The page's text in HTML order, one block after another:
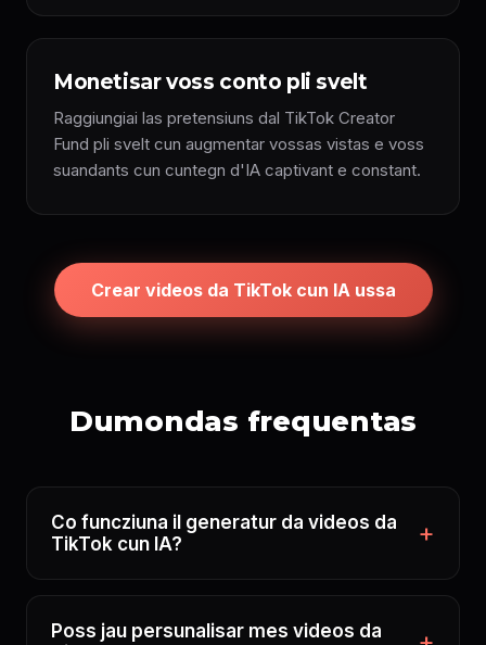
Monetisar voss conto pli svelt
Raggiungiai las pretensiuns dal TikTok Creator
Fund pli svelt cun augmentar vossas vistas e voss
suandants cun cuntegn d'IA captivant e constant.
Crear videos da TikTok cun IA ussa
Dumondas frequentas
Co funcziuna il generatur da videos da
TikTok cun IA?
Poss jau persunalisar mes videos da